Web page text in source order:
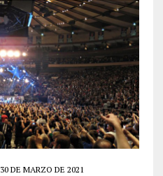
30 DE MARZO DE 2021